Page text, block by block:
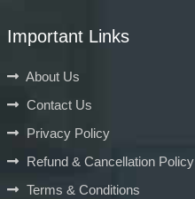
Important Links
About Us
Contact Us
Privacy Policy
Refund & Cancellation Policy
Terms & Conditions